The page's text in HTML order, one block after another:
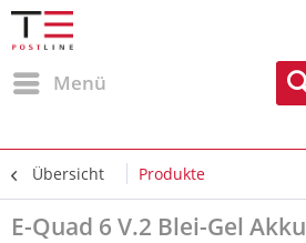
Menü
Übersicht Produkte
E-Quad 6 V.2 Blei-Gel Akku